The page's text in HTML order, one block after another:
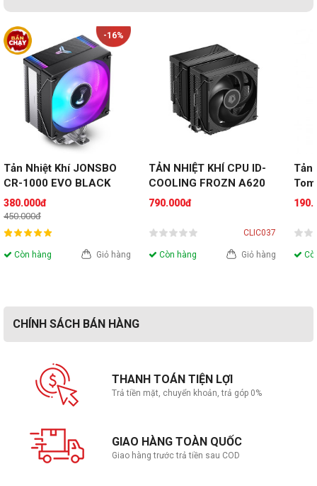
Tương thích tuyệt đối
Tản nhiệt khí NZXT T120 RGB White hỗ trợ tương thích với
những bo mạch chủ Intel và AMD mới nhất.
-16%
Tản Nhiệt Khí JONSBO
CR-1000 EVO BLACK
(Color RGB)
380.000đ
450.000đ
Còn hàng Giỏ hàng
TẢN NHIỆT KHÍ CPU ID-
COOLING FROZN A620
PRO SE (2 fan - 6 ống
790.000đ
CLIC037
Còn hàng Giỏ hàng
Tản
CHÍNH SÁCH BÁN HÀNG
THANH TOÁN TIỆN LỢI
Trả tiền mặt, chuyển khoản, trả góp 0%
GIAO HÀNG TOÀN QUỐC
Giao hàng trước trả tiền sau COD